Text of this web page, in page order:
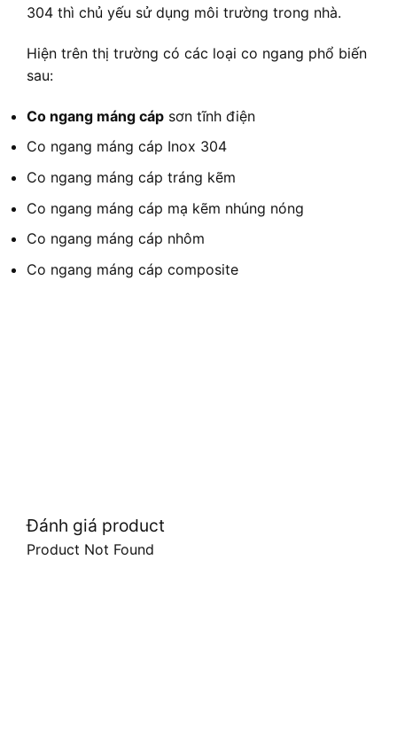
304 thì chủ yếu sử dụng môi trường trong nhà.
Hiện trên thị trường có các loại co ngang phổ biến
sau:
Co ngang máng cáp sơn tĩnh điện
Co ngang máng cáp Inox 304
Co ngang máng cáp tráng kẽm
Co ngang máng cáp mạ kẽm nhúng nóng
Co ngang máng cáp nhôm
Co ngang máng cáp composite
Đánh giá product
Product Not Found